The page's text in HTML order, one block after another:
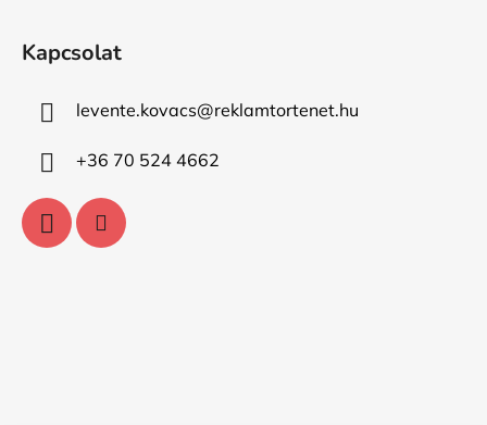
Kapcsolat
levente.kovacs@reklamtortenet.hu
+36 70 524 4662